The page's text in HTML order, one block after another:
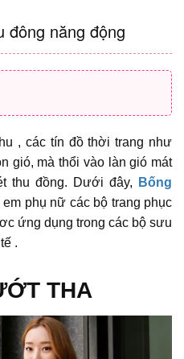
đông năng động
, các tín đồ thời trang như
gió, mà thổi vào làn gió mát
thu đồng. Dưới đây,
Bống
phụ nữ các bộ trang phục
ứng dụng trong các bộ sưu
.
THA